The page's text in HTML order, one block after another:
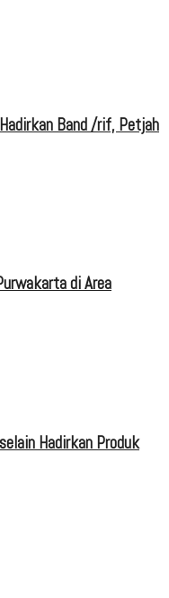
Band /rif, Petjah
di Area
Hadirkan Produk